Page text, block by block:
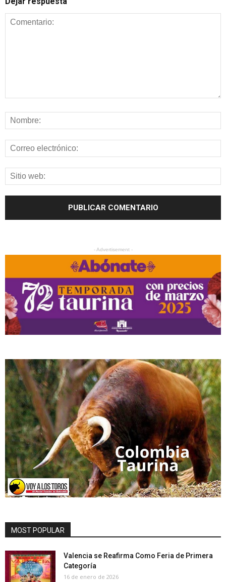
- Advertisement -
MOST POPULAR
Valencia se Reafirma Como Feria de Primera
Categoría
16 de enero de 2026